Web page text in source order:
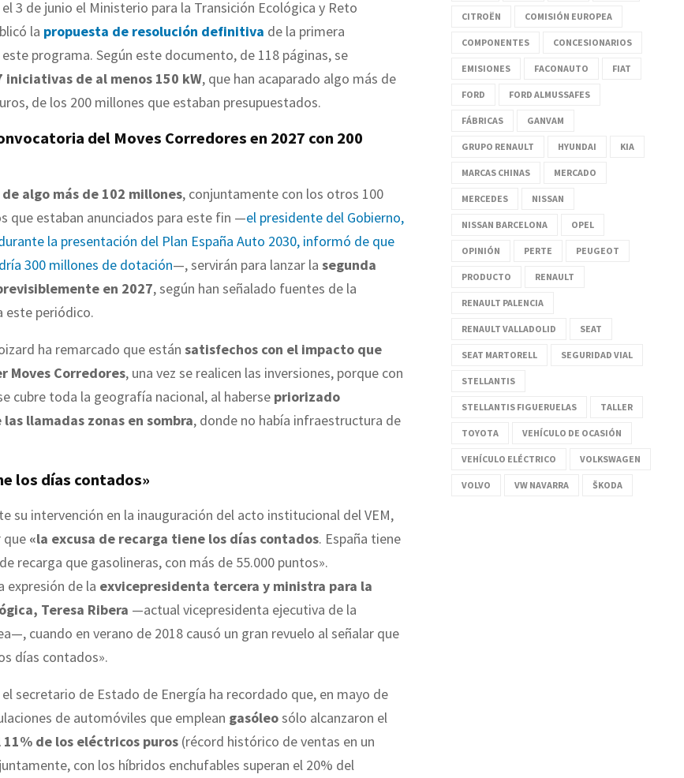
3 de junio el Ministerio para la Transición Ecológica y Reto
la propuesta de resolución definitiva de la primera
programa. Según este documento, de 118 páginas, se
iniciativas de al menos 150 kW, que han acaparado algo más de
de los 200 millones que estaban presupuestados.
del Moves Corredores en 2027 con 200
algo más de 102 millones, conjuntamente con los otros 100
que estaban anunciados para este fin —el presidente del Gobierno,
la presentación del Plan España Auto 2030, informó de que
300 millones de dotación—, servirán para lanzar la segunda
en 2027, según han señalado fuentes de la
este periódico.
ha remarcado que están satisfechos con el impacto que
Moves Corredores, una vez se realicen las inversiones, porque con
cubre toda la geografía nacional, al haberse priorizado
llamadas zonas en sombra, donde no había infraestructura de
los días contados»
su intervención en la inauguración del acto institucional del VEM,
que «la excusa de recarga tiene los días contados. España tiene
recarga que gasolineras, con más de 55.000 puntos».
expresión de la exvicepresidenta tercera y ministra para la
Teresa Ribera —actual vicepresidenta ejecutiva de la
cuando en verano de 2018 causó un gran revuelo al señalar que
días contados».
secretario de Estado de Energía ha recordado que, en mayo de
de automóviles que emplean gasóleosólo alcanzaron el
de los eléctricos puros (récord histórico de ventas en un
con los híbridos enchufables superan el 20% del
CITROËN COMISIÓN EUROPEA
COMPONENTES CONCESIONARIOS
EMISIONES FACONAUTO FIAT
FORD FORD ALMUSSAFES
FÁBRICAS GANVAM
GRUPO RENAULT HYUNDAI KIA
MARCAS CHINAS MERCADO
MERCEDES NISSAN
NISSAN BARCELONA OPEL
OPINIÓN PERTE PEUGEOT
PRODUCTO RENAULT
RENAULT PALENCIA
RENAULT VALLADOLID SEAT
SEAT MARTORELL SEGURIDAD VIAL
STELLANTIS
STELLANTIS FIGUERUELAS TALLER
TOYOTA VEHÍCULO DE OCASIÓN
VEHÍCULO ELÉCTRICO VOLKSWAGEN
VOLVO VW NAVARRA ŠKODA